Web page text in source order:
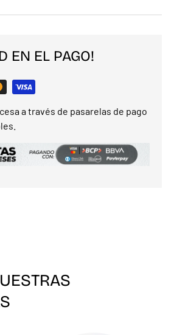
EN EL PAGO!
a través de pasarelas de pago